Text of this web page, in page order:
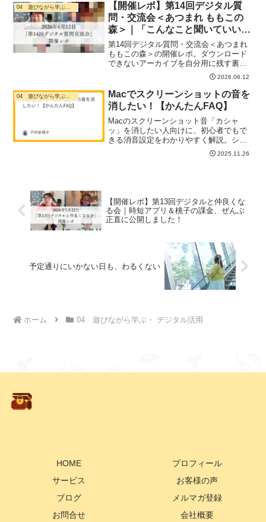
04 遊びながら学ぶ・ デジタル活用
【開催レポ】第14回デジタル質
問・交流会＜あつまれ ももこの
森＞｜「こんなこと聞いていい
の？」が大歓迎の1時間でした
第14回デジタル質問・交流会＜あつまれ
ももこの森＞の開催レポ。ダウンロード
できないアーカイブを自分用に残す裏ワ
ザ、申込フォームの選び方、AIでお客様
の声を動画にする方法、個人情報の渡し
方まで、初心者さんにやさしくシェアし
ました。
2026.06.12
Macでスクリーンショットの音を
消したい！【かんたんFAQ】
Macのスクリーンショット音「カシャ
ッ」を消したい人向けに、初心者でもで
きる消音設定をわかりやすく解説。シス
テム設定のサウンドから効果音をオフに
するだけでOK。静かな作業環境にも最適
2025.11.26
【開催レポ】第13回デジタルと仲良くな
る会｜時短アプリ＆桃子の課金、ぜんぶ
正直に公開しました！
予定通りにいかない日も、わるくない
ホーム 04 遊びながら学ぶ・ デジタル活用
HOME
プロフィール
サービス
お客様の声
ブログ
メルマガ登録
お問合せ
会社概要